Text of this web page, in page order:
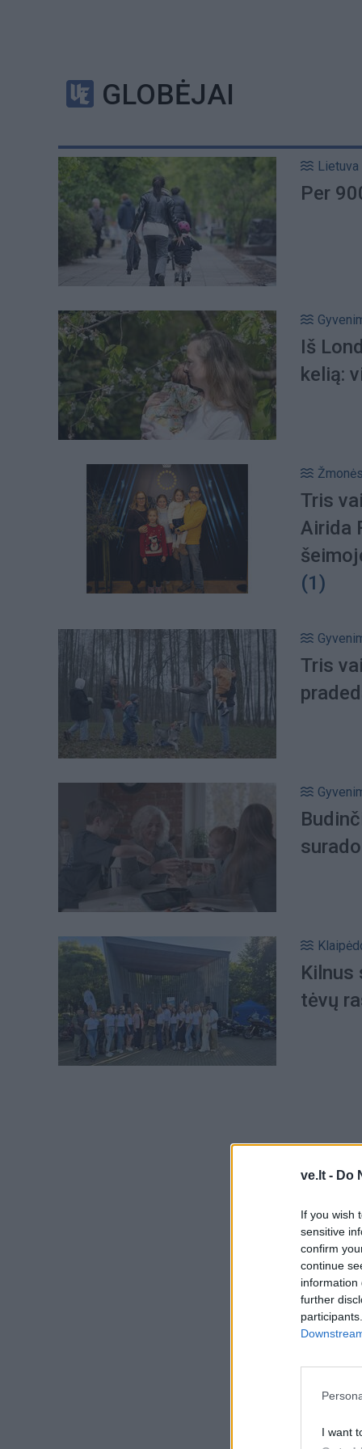
ve.lt - Do
If you wish
sensitive
confirm
continue
information
further
I want
GLOBĖJAI
Lietuva
Per
Iš
kelią:
Žmonės
Tris
Airida
(1)
Tris
Kilnus
tėvų